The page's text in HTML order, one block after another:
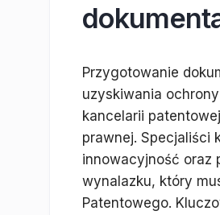
Przygotowanie
uzyskiwania
kancelarii
prawnej. Specjaliści
innowacyjność oraz
wynalazku, który
Patentowego.